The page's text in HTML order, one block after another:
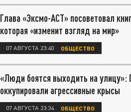
Глава «Эксмо-АСТ» посоветовал
которая «изменит взгляд на мир»
07 АВГУСТА 23:40 ОБЩЕСТВО
«Люди боятся выходить на улицу»:
оккупировали агрессивные крысы
07 АВГУСТА 23:34 ОБЩЕСТВО